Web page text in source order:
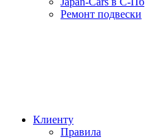
Ремонт подвески
Клиенту
Правила